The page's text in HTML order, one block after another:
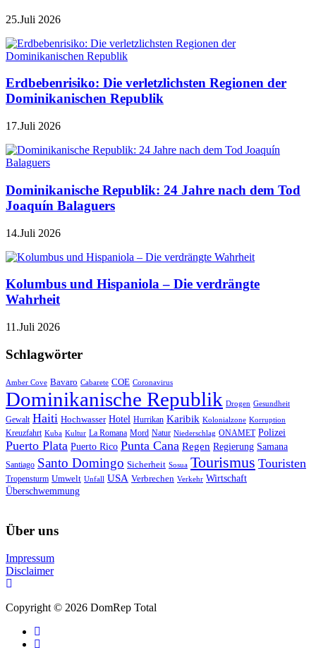
25.Juli 2026
Erdbebenrisiko: Die verletzlichsten Regionen der
Dominikanischen Republik
17.Juli 2026
Dominikanische Republik: 24 Jahre nach dem Tod
Joaquín Balaguers
14.Juli 2026
Kolumbus und Hispaniola – Die verdrängte
Wahrheit
11.Juli 2026
Schlagwörter
Amber Cove Bavaro Cabarete COE Coronavirus
Dominikanische Republik Drogen Gesundheit
Gewalt Haiti Hochwasser Hotel Hurrikan Karibik Kolonialzone Korruption
Kreuzfahrt Kuba Kultur La Romana Mord Natur Niederschlag ONAMET Polizei
Puerto Plata Puerto Rico Punta Cana Regen Regierung Samana
Santiago Santo Domingo Sicherheit Sosua Tourismus Touristen
Tropensturm Umwelt Unfall USA Verbrechen Verkehr Wirtschaft
Überschwemmung
Über uns
Impressum
Disclaimer
Copyright © 2026 DomRep Total